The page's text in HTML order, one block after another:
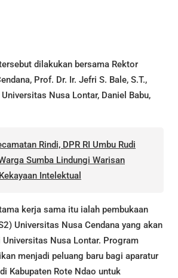
dilakukan bersama Rektor
Prof. Dr. Ir. Jefri S. Bale, S.T.,
Nusa Lontar, Daniel Babu,
Rindi, DPR RI Umbu Rudi
Sumba Lindungi Warisan
Intelektual
kerja sama itu ialah pembukaan
Universitas Nusa Cendana yang akan
Nusa Lontar. Program
menjadi peluang baru bagi aparatur
Kabupaten Rote Ndao untuk